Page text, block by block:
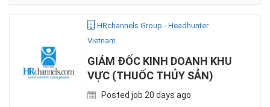
HRchannels Group - Headhunter
Vietnam
GIÁM ĐỐC KINH DOANH KHU
VỰC (THUỐC THỦY SẢN)
Posted job 20 days ago